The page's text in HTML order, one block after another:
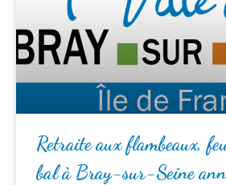
Retraite aux flambeaux,
bal à Bray-sur-Seine